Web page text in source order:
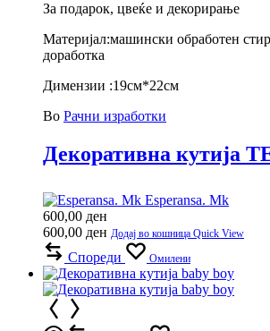
За подарок, цвеќе и декорирање
Материјал:машински обработен
доработка
Димензии :19см*22см
Во Рачни изработки
Декоративна кутија
Esperansa. Mk
600,00 ден
600,00 ден Додај во кошница Quick View
Спореди Омилени